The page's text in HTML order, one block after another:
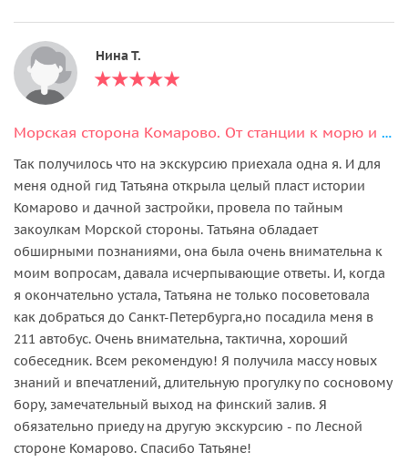
Нина Т.
Морская сторона Комарово. От станции к морю и эко-тропе «Комаровский берег»
Так получилось что на экскурсию приехала одна я. И для
меня одной гид Татьяна открыла целый пласт истории
Комарово и дачной застройки, провела по тайным
закоулкам Морской стороны. Татьяна обладает
обширными познаниями, она была очень внимательна к
моим вопросам, давала исчерпывающие ответы. И, когда
я окончательно устала, Татьяна не только посоветовала
как добраться до Санкт-Петербурга,но посадила меня в
211 автобус. Очень внимательна, тактична, хороший
собеседник. Всем рекомендую! Я получила массу новых
знаний и впечатлений, длительную прогулку по сосновому
бору, замечательный выход на финский залив. Я
обязательно приеду на другую экскурсию - по Лесной
стороне Комарово. Спасибо Татьяне!